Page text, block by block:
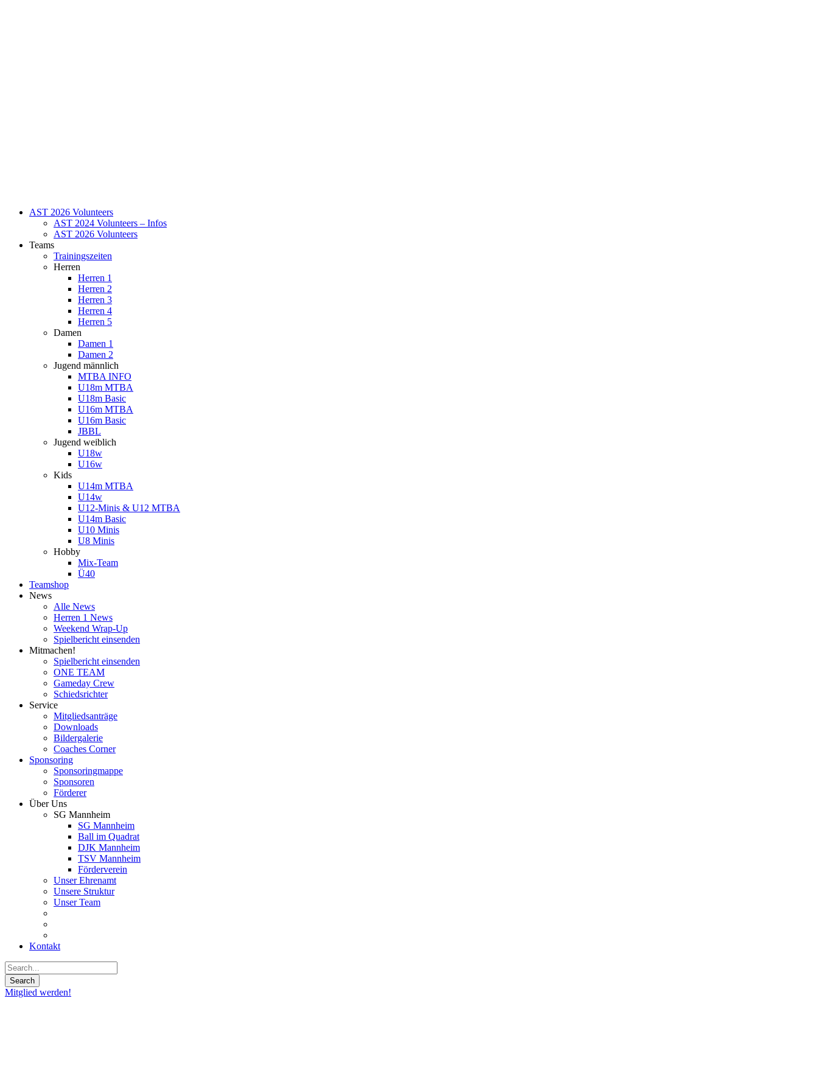
AST 2026 Volunteers
AST 2024 Volunteers – Infos
AST 2026 Volunteers
Teams
Trainingszeiten
Herren
Herren 1
Herren 2
Herren 3
Herren 4
Herren 5
Damen
Damen 1
Damen 2
Jugend männlich
MTBA INFO
U18m MTBA
U18m Basic
U16m MTBA
U16m Basic
JBBL
Jugend weiblich
U18w
U16w
Kids
U14m MTBA
U14w
U12-Minis & U12 MTBA
U14m Basic
U10 Minis
U8 Minis
Hobby
Mix-Team
Ü40
Teamshop
News
Alle News
Herren 1 News
Weekend Wrap-Up
Spielbericht einsenden
Mitmachen!
Spielbericht einsenden
ONE TEAM
Gameday Crew
Schiedsrichter
Service
Mitgliedsanträge
Downloads
Bildergalerie
Coaches Corner
Sponsoring
Sponsoringmappe
Sponsoren
Förderer
Über Uns
SG Mannheim
SG Mannheim
Ball im Quadrat
DJK Mannheim
TSV Mannheim
Förderverein
Unser Ehrenamt
Unsere Struktur
Unser Team
Kontakt
Mitglied werden!